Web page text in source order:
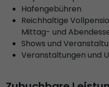
Hafengebühren
Reichhaltige
Mittag- und
Shows und
Veranstaltungen und